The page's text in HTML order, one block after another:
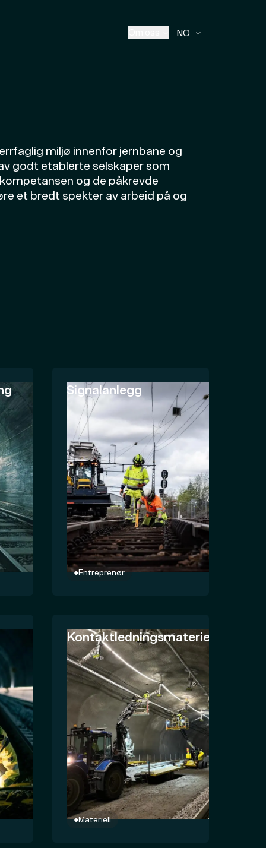
NO
miljø innenfor jernbane og
godt etablerte selskaper som
og de påkrevde
et bredt spekter av arbeid på og
Signalanlegg
●Entreprenør
Kontaktledningsmateriell
●Materiell